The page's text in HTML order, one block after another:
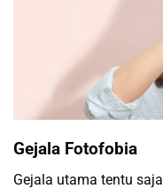
Gejala Fotofobia
Gejala utama tentu saja